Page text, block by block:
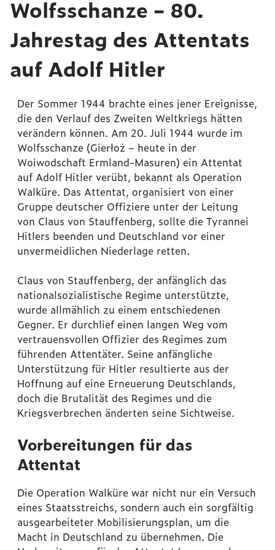
Wolfsschanze – 80.
Jahrestag des Attentats
auf Adolf Hitler
Der Sommer 1944 brachte eines jener Ereignisse,
die den Verlauf des Zweiten Weltkriegs hätten
verändern können. Am 20. Juli 1944 wurde im
Wolfsschanze (Gierłoż – heute in der
Woiwodschaft Ermland-Masuren) ein Attentat
auf Adolf Hitler verübt, bekannt als Operation
Walküre. Das Attentat, organisiert von einer
Gruppe deutscher Offiziere unter der Leitung
von Claus von Stauffenberg, sollte die Tyrannei
Hitlers beenden und Deutschland vor einer
unvermeidlichen Niederlage retten.
Claus von Stauffenberg, der anfänglich das
nationalsozialistische Regime unterstützte,
wurde allmählich zu einem entschiedenen
Gegner. Er durchlief einen langen Weg vom
vertrauensvollen Offizier des Regimes zum
führenden Attentäter. Seine anfängliche
Unterstützung für Hitler resultierte aus der
Hoffnung auf eine Erneuerung Deutschlands,
doch die Brutalität des Regimes und die
Kriegsverbrechen änderten seine Sichtweise.
Vorbereitungen für das
Attentat
Die Operation Walküre war nicht nur ein Versuch
eines Staatsstreichs, sondern auch ein sorgfältig
ausgearbeiteter Mobilisierungsplan, um die
Macht in Deutschland zu übernehmen. Die